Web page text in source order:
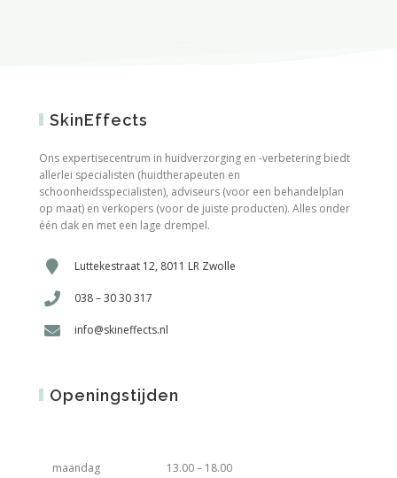
SkinEffects
Ons expertisecentrum in huidverzorging en -verbetering biedt
allerlei specialisten (huidtherapeuten en
schoonheidsspecialisten), adviseurs (voor een behandelplan
op maat) en verkopers (voor de juiste producten). Alles onder
één dak en met een lage drempel.
Luttekestraat 12, 8011 LR Zwolle
038 – 30 30 317
info@skineffects.nl
Openingstijden
maandag 13.00 – 18.00